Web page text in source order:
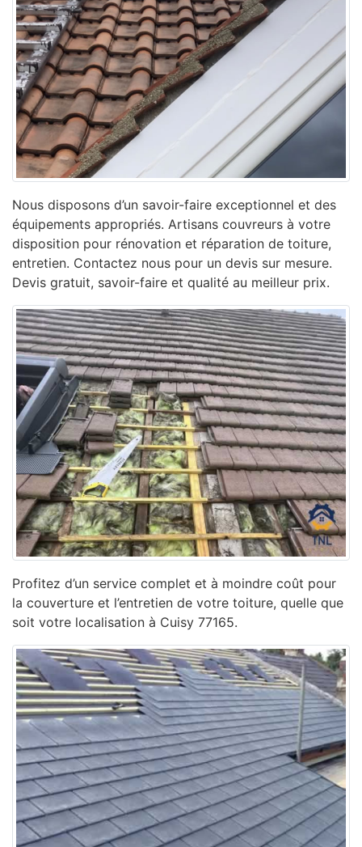
Nous disposons d’un savoir-faire exceptionnel et des
équipements appropriés. Artisans couvreurs à votre
disposition pour rénovation et réparation de toiture,
entretien. Contactez nous pour un devis sur mesure.
Devis gratuit, savoir-faire et qualité au meilleur prix.
Profitez d’un service complet et à moindre coût pour
la couverture et l’entretien de votre toiture, quelle que
soit votre localisation à Cuisy 77165.